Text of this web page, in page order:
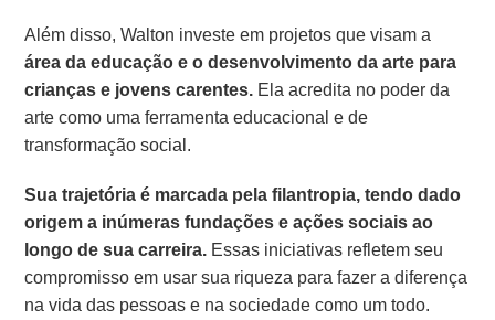
Além disso, Walton investe em projetos que visam a
área da educação e o desenvolvimento da arte para
crianças e jovens carentes. Ela acredita no poder da
arte como uma ferramenta educacional e de
transformação social.
Sua trajetória é marcada pela filantropia, tendo dado
origem a inúmeras fundações e ações sociais ao
longo de sua carreira. Essas iniciativas refletem seu
compromisso em usar sua riqueza para fazer a diferença
na vida das pessoas e na sociedade como um todo.